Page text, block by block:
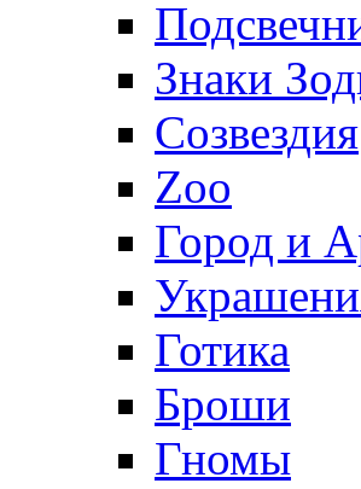
Знаки
Созвездия
Zoo
Город и
Готика
Броши
Гномы